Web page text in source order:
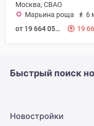
Москва, СВАО
Марьина роща
6
от 19 664 058
19
Быстрый поиск
Новостройки